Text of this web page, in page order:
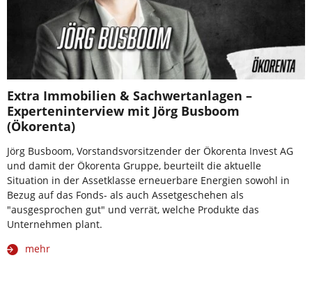
Extra Immobilien & Sachwertanlagen –
Experteninterview mit Jörg Busboom
(Ökorenta)
Jörg Busboom, Vorstandsvorsitzender der Ökorenta Invest AG
und damit der Ökorenta Gruppe, beurteilt die aktuelle
Situation in der Assetklasse erneuerbare Energien sowohl in
Bezug auf das Fonds- als auch Assetgeschehen als
"ausgesprochen gut" und verrät, welche Produkte das
Unternehmen plant.
mehr